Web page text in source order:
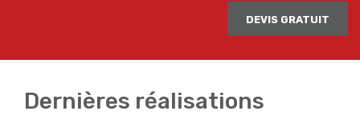
DEVIS GRATUIT
Dernières réalisations